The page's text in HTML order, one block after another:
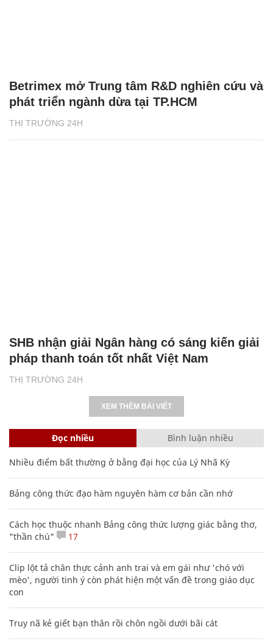
THỊ TRƯỜNG 24H
Betrimex mở Trung tâm R&D nghiên cứu và
phát triển ngành dừa tại TP.HCM
THỊ TRƯỜNG 24H
SHB nhận giải Ngân hàng có sáng kiến giải
pháp thanh toán tốt nhất Việt Nam
XEM THÊM BÀI VIẾT
Đọc nhiều Bình luận nhiều
Nhiều điểm bất thường ở bằng đại học của Lý Nhã Kỳ
Bảng công thức đạo hàm nguyên hàm cơ bản cần nhớ
Cách học thuộc nhanh Bảng công thức lượng giác bằng thơ,
"thần chú"
17
Clip lột tả chân thực cảnh anh trai và em gái như 'chó với
mèo', người tinh ý còn phát hiện một vấn đề trong giáo dục
con
Truy nã kẻ giết bạn thân rồi chôn ngồi dưới bãi cát